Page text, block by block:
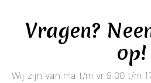
Vragen?
op!
Wij zijn van ma t/m vr 9:00 t/m